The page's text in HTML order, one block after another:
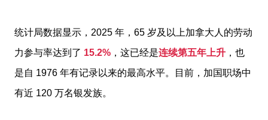
统计局数据显示，2025 年，65 岁及以上加拿大人的劳动
力参与率达到了 15.2%，这已经是连续第五年上升，也
是自 1976 年有记录以来的最高水平。目前，加国职场中
有近 120 万名银发族。